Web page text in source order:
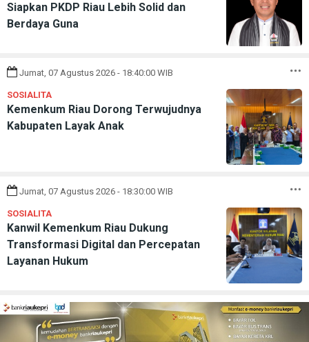
Siapkan PKDP Riau Lebih Solid dan
Berdaya Guna
Jumat, 07 Agustus 2026 - 18:40:00 WIB
SOSIALITA
Kemenkum Riau Dorong Terwujudnya
Kabupaten Layak Anak
Jumat, 07 Agustus 2026 - 18:30:00 WIB
SOSIALITA
Kanwil Kemenkum Riau Dukung
Transformasi Digital dan Percepatan
Layanan Hukum